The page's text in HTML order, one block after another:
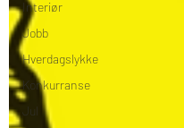
Interiør
Jobb
Hverdagslykke
Konkurranse
Jul